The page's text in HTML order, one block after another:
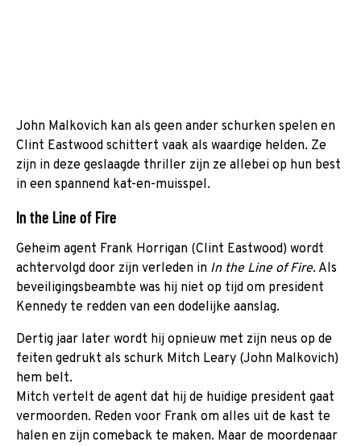
John Malkovich kan als geen ander schurken spelen en
Clint Eastwood schittert vaak als waardige helden. Ze
zijn in deze geslaagde thriller zijn ze allebei op hun best
in een spannend kat-en-muisspel.
In the Line of Fire
Geheim agent Frank Horrigan (Clint Eastwood) wordt
achtervolgd door zijn verleden in In the Line of Fire. Als
beveiligingsbeambte was hij niet op tijd om president
Kennedy te redden van een dodelijke aanslag.
Dertig jaar later wordt hij opnieuw met zijn neus op de
feiten gedrukt als schurk Mitch Leary (John Malkovich)
hem belt.
Mitch vertelt de agent dat hij de huidige president gaat
vermoorden. Reden voor Frank om alles uit de kast te
halen en zijn comeback te maken. Maar de moordenaar